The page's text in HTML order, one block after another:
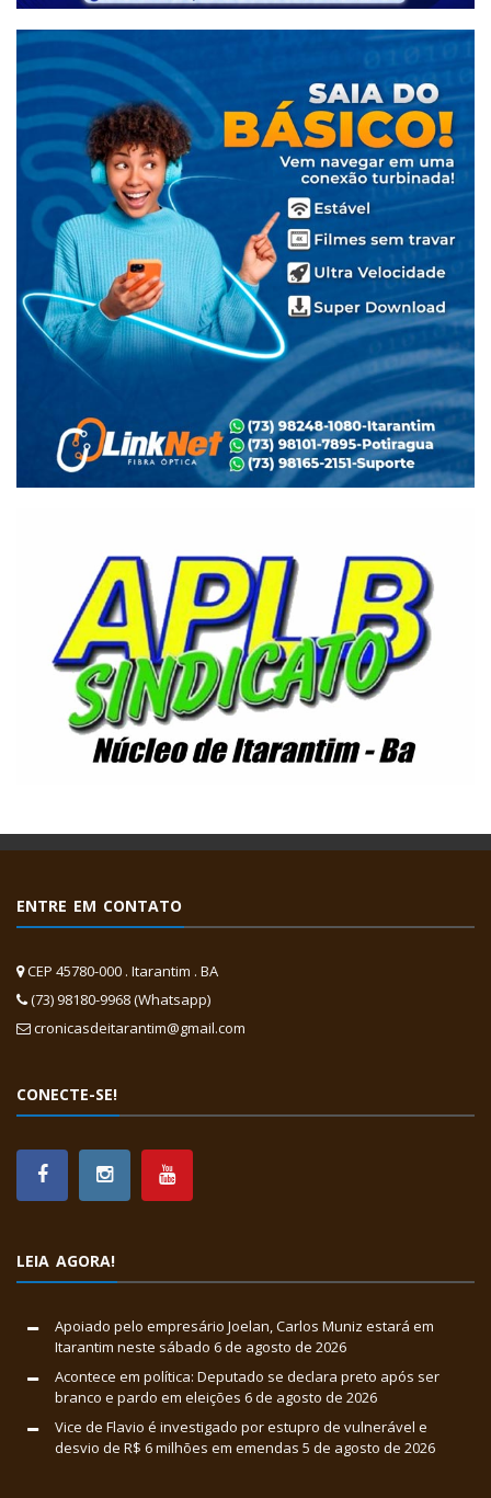
ENTRE EM CONTATO
CEP 45780-000 . Itarantim . BA
(73) 98180-9968 (Whatsapp)
cronicasdeitarantim@gmail.com
CONECTE-SE!
LEIA AGORA!
Apoiado pelo empresário Joelan, Carlos Muniz estará em
Itarantim neste sábado 6 de agosto de 2026
Acontece em política: Deputado se declara preto após ser
branco e pardo em eleições 6 de agosto de 2026
Vice de Flavio é investigado por estupro de vulnerável e
desvio de R$ 6 milhões em emendas 5 de agosto de 2026